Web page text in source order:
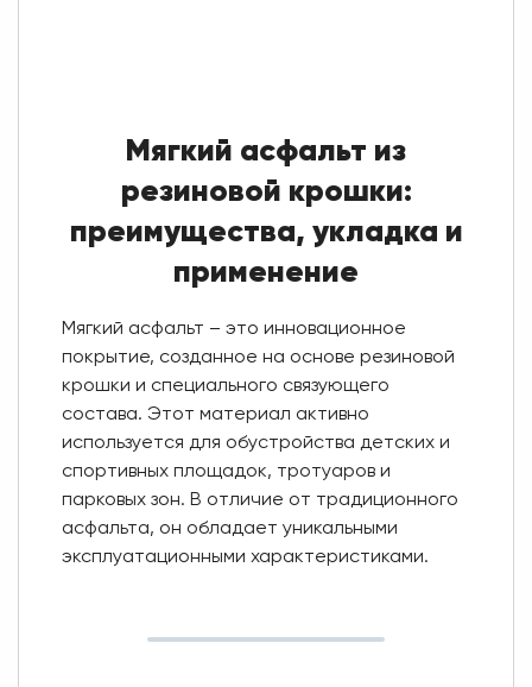
Мягкий асфальт из
резиновой крошки:
преимущества, укладка и
применение
Мягкий асфальт – это инновационное
покрытие, созданное на основе резиновой
крошки и специального связующего
состава. Этот материал активно
используется для обустройства детских и
спортивных площадок, тротуаров и
парковых зон. В отличие от традиционного
асфальта, он обладает уникальными
эксплуатационными характеристиками.